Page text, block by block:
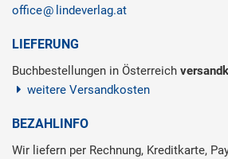
office
lindeverlag.at
LIEFERUNG
Buchbestellungen in Österreich
weitere Versandkosten
BEZAHLINFO
Wir liefern per Rechnung, Kreditkarte,